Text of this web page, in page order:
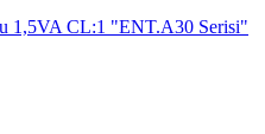
1,5VA CL:1 "ENT.A30 Serisi"